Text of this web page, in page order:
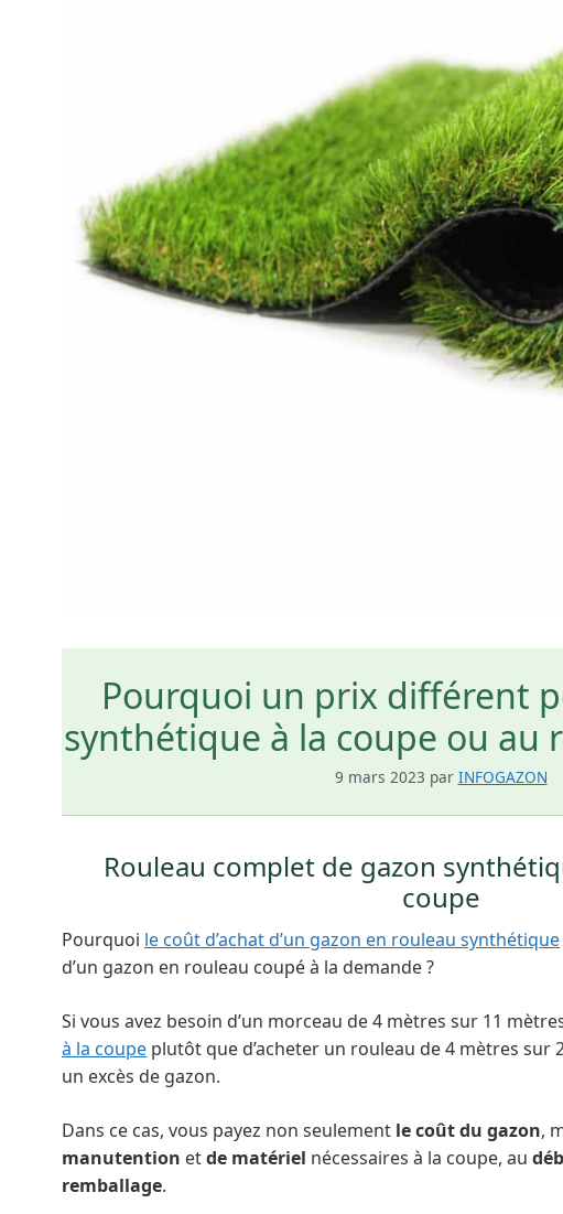
Pourquoi un prix différent
synthétique à la coupe ou au
9 mars 2023 par INFOGAZON
Rouleau complet de gazon
coupe
Pourquoi le coût d’achat d’un gazon en rouleau synthétique
d’un gazon en rouleau coupé à la demande ?
Si vous avez besoin d’un morceau de 4 mètres sur 11
à la coupe plutôt que d’acheter un rouleau de 4 mètres sur
un excès de gazon.
Dans ce cas, vous payez non seulement le coût du gazon,
manutention etde matériel nécessaires à la coupe, au
remballage.